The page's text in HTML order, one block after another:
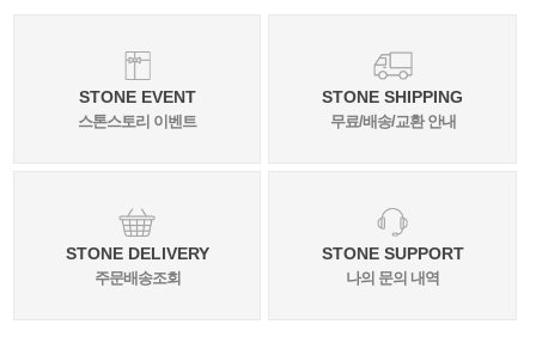
STONE EVENT
스톤스토리 이벤트
STONE SHIPPING
무료/배송/교환 안내
STONE DELIVERY
주문배송조회
STONE SUPPORT
나의 문의 내역